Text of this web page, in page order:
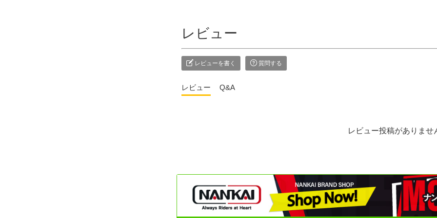
レビュー
レビューを書く 質問する
レビュー Q&A
レビュー投稿がありませ